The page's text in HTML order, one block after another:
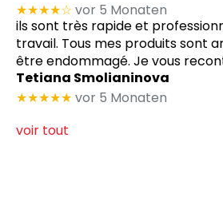
★★★★☆ vor 5 Monaten
ils sont très rapide et
travail. Tous mes produits sont
être endommagé. Je vous
Tetiana Smolianinova
★★★★★ vor 5 Monaten
voir tout